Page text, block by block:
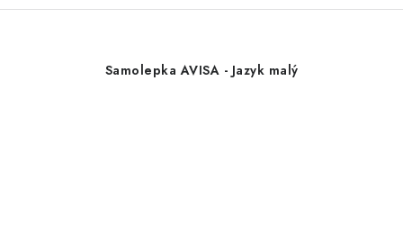
Samolepka AVISA - Jazyk malý